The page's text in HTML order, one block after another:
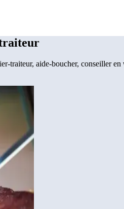
traiteur, aide-boucher, conseiller en